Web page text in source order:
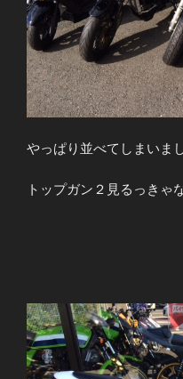
やっぱり並べてしまいま
トップガン２見るっきゃ